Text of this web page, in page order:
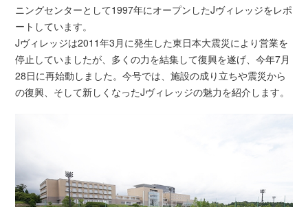
ニングセンターとして1997年にオープンしたJヴィレッジをレポ
ートしています。
Jヴィレッジは2011年3月に発生した東日本大震災により営業を
停止していましたが、多くの力を結集して復興を遂げ、今年7月
28日に再始動しました。今号では、施設の成り立ちや震災から
の復興、そして新しくなったJヴィレッジの魅力を紹介します。